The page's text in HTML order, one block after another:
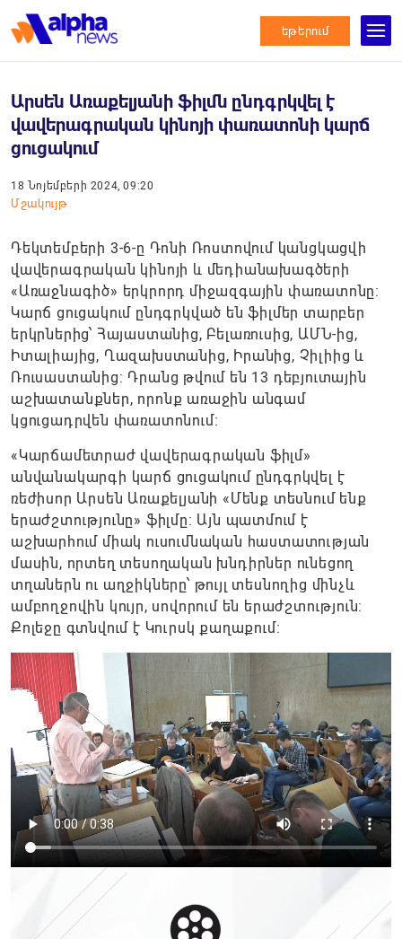
եթերում
Արսեն Առաքելյանի ֆիլմն ընդգրկվել է
վավերագրական կինոյի փառատոնի կարճ
ցուցակում
18 Նոյեմբերի 2024, 09:20
Մշակույթ
Դեկտեմբերի 3-6-ը Դոնի Ռոստովում կանցկացվի
վավերագրական կինոյի և մեդիանախագծերի
«Առաջնագիծ» երկրորդ միջազգային փառատոնը:
Կարճ ցուցակում ընդգրկված են ֆիլմեր տարբեր
երկրներից՝ Հայաստանից, Բելառուսից, ԱՄՆ-ից,
Իտալիայից, Ղազախստանից, Իրանից, Չիլիից և
Ռուսաստանից: Դրանց թվում են 13 դեբյուտային
աշխատանքներ, որոնք առաջին անգամ
կցուցադրվեն փառատոնում։
«Կարճամետրաժ վավերագրական ֆիլմ»
անվանակարգի կարճ ցուցակում ընդգրկվել է
ռեժիսոր Արսեն Առաքելյանի «Մենք տեսնում ենք
երաժշտությունը» ֆիլմը: Այն պատմում է
աշխարհում միակ ուսումնական հաստատության
մասին, որտեղ տեսողական խնդիրներ ունեցող
տղաներն ու աղջիկները՝ թույլ տեսնողից մինչև
ամբողջովին կույր, սովորում են երաժշտություն:
Քոլեջը գտնվում է Կուրսկ քաղաքում։